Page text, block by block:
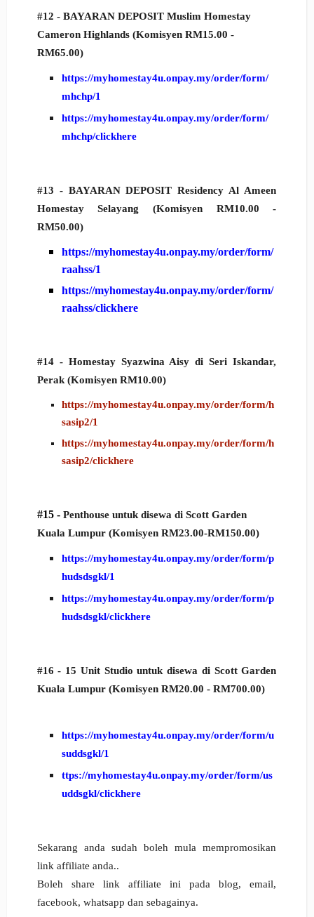
#12 - BAYARAN DEPOSIT Muslim Homestay
Cameron Highlands (Komisyen RM15.00 -
RM65.00)
https://myhomestay4u.onpay.my/order/form/
mhchp/1
https://myhomestay4u.onpay.my/order/form/
mhchp/clickhere
#13 - BAYARAN DEPOSITResidency Al Ameen
HomestaySelayang (Komisyen RM10.00 -
RM50.00)
https://myhomestay4u.onpay.my/order/form/
raahss/1
https://myhomestay4u.onpay.my/order/form/
raahss/clickhere
#14 - Homestay Syazwina Aisy di Seri Iskandar,
Perak (Komisyen RM10.00)
https://myhomestay4u.onpay.my/order/form/h
sasip2/1
https://myhomestay4u.onpay.my/order/form/h
sasip2/clickhere
#15 - Penthouse untuk disewa di Scott Garden
Kuala Lumpur (Komisyen RM23.00-RM150.00)
https://myhomestay4u.onpay.my/order/form/p
hudsdsgkl/1
https://myhomestay4u.onpay.my/order/form/p
hudsdsgkl/clickhere
#16 - 15 Unit Studio untuk disewa di Scott Garden
Kuala Lumpur (Komisyen RM20.00 - RM700.00)
https://myhomestay4u.onpay.my/order/form/u
suddsgkl/1
ttps://myhomestay4u.onpay.my/order/form/us
uddsgkl/clickhere
Sekarang anda sudah boleh mula mempromosikan
link affiliate anda..
Boleh share link affiliate ini pada blog, email,
facebook, whatsapp dan sebagainya.